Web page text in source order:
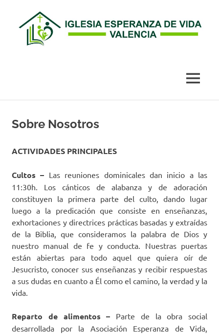
contenido
Valencia
MENÚ
Sobre Nosotros
ACTIVIDADES PRINCIPALES
Cultos – Las reuniones dominicales dan inicio a las
11:30h. Los cánticos de alabanza y de adoración
constituyen la primera parte del culto, dando lugar
luego a la predicación que consiste en enseñanzas,
exhortaciones y directrices prácticas basadas y extraídas
de la Biblia, que consideramos la palabra de Dios y
nuestro manual de fe y conducta. Nuestras puertas
están abiertas para todo aquel que quiera oír de
Jesucristo, conocer sus enseñanzas y recibir respuestas
a sus dudas en cuanto a Él como el camino, la verdad y la
vida.
Reparto de alimentos – Parte de la obra social
desarrollada por la Asociación Esperanza de Vida,